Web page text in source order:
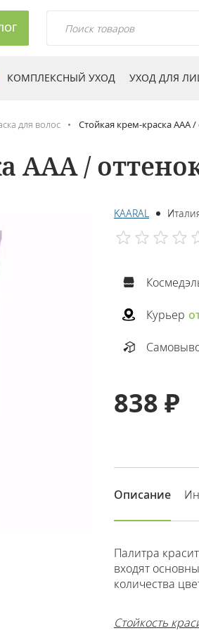
КОМПЛЕКСНЫЙ УХОД УХОД ДЛЯ
для волос Стойкая крем-краска AAA
AAA /
KAARAL
Курьер
838 ₽
Описание
Палитра
входят
количества
Стойкость